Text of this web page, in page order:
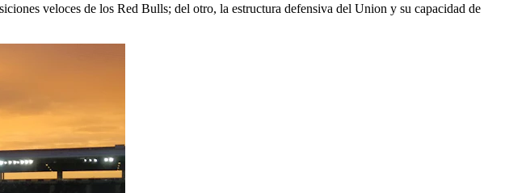
veloces de los Red Bulls; del otro, la estructura defensiva del Union y su capacidad de